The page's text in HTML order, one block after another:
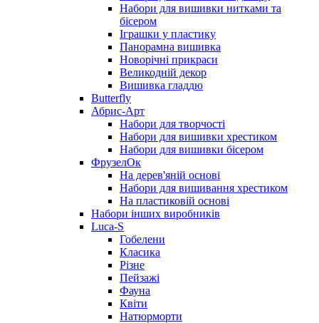
Набори для вишивки нитками та
бісером
Іграшки у пластику
Панорамна вишивка
Новорічні прикраси
Великодній декор
Вишивка гладдю
Butterfly
Абрис-Арт
Набори для творчості
Набори для вишивки хрестиком
Набори для вишивки бісером
ФрузелОк
На дерев'яній основі
Набори для вишивання хрестиком
На пластиковій основі
Набори інших виробників
Luca-S
Гобелени
Класика
Різне
Пейзажі
Фауна
Квіти
Натюрморти